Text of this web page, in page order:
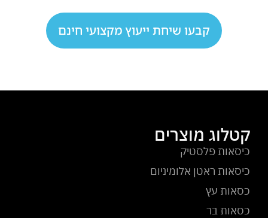
קבעו שיחת ייעוץ מקצועי חינם
קטלוג מוצרים
כיסאות פלסטיק
כיסאות ראטן אלומיניום
כסאות עץ
כסאות בר